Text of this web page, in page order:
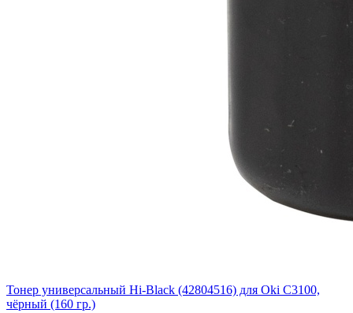
Тонер универсальный Hi-Black (42804516) для Oki С3100,
чёрный (160 гр.)